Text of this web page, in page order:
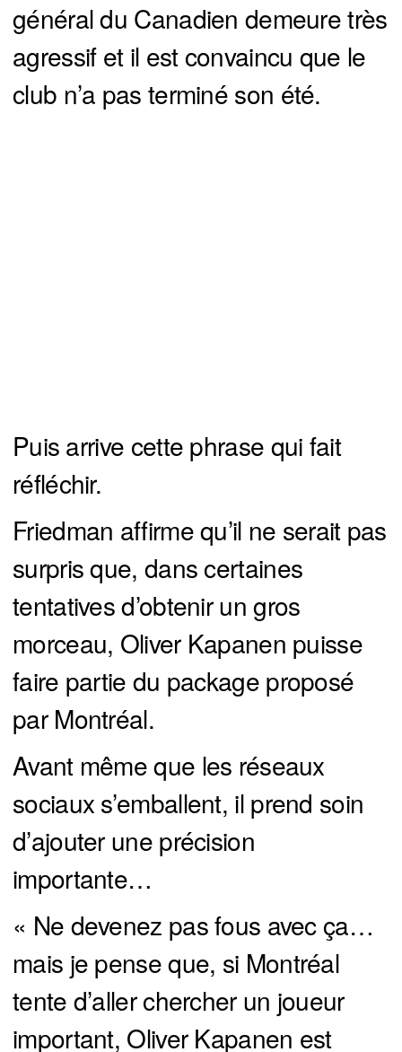
général du Canadien demeure très
agressif et il est convaincu que le
club n’a pas terminé son été.
Puis arrive cette phrase qui fait
réfléchir.
Friedman affirme qu’il ne serait pas
surpris que, dans certaines
tentatives d’obtenir un gros
morceau, Oliver Kapanen puisse
faire partie du package proposé
par Montréal.
Avant même que les réseaux
sociaux s’emballent, il prend soin
d’ajouter une précision
importante…
« Ne devenez pas fous avec ça…
mais je pense que, si Montréal
tente d’aller chercher un joueur
important, Oliver Kapanen est